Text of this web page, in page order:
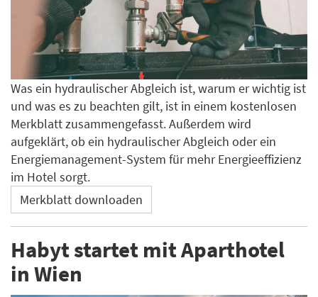
Was ein hydraulischer Abgleich ist, warum er wichtig ist
und was es zu beachten gilt, ist in einem kostenlosen
Merkblatt zusammengefasst. Außerdem wird
aufgeklärt, ob ein hydraulischer Abgleich oder ein
Energiemanagement-System für mehr Energieeffizienz
im Hotel sorgt.
Merkblatt downloaden
Habyt startet mit Aparthotel
in Wien